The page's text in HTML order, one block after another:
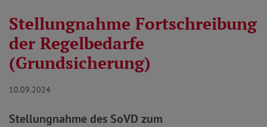
Stellungnahme Fortschreibung
der Regelbedarfe
(Grundsicherung)
10.09.2024
Stellungnahme des SoVD zum